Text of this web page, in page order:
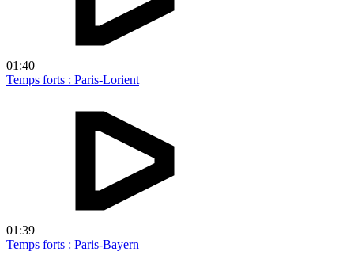
01:40
Temps forts : Paris-Lorient
01:39
Temps forts : Paris-Bayern